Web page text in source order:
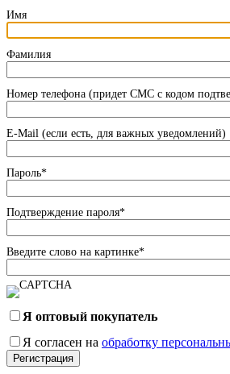
Имя
Фамилия
Номер телефона (придет СМС с кодом
E-Mail (если есть, для важных уведомлений)
Пароль*
Подтверждение пароля*
Введите слово на картинке*
Я оптовый покупатель
Я согласен на обработку